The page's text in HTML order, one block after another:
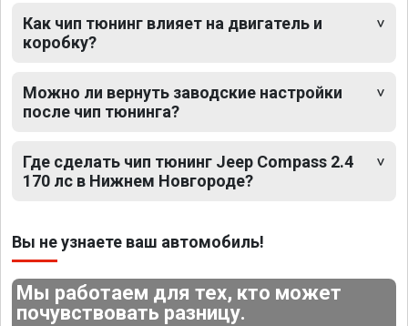
Как чип тюнинг влияет на двигатель и
коробку?
Можно ли вернуть заводские настройки
после чип тюнинга?
Где сделать чип тюнинг Jeep Compass 2.4
170 лс в Нижнем Новгороде?
Вы не узнаете ваш автомобиль!
Мы работаем для тех, кто может
почувствовать разницу.